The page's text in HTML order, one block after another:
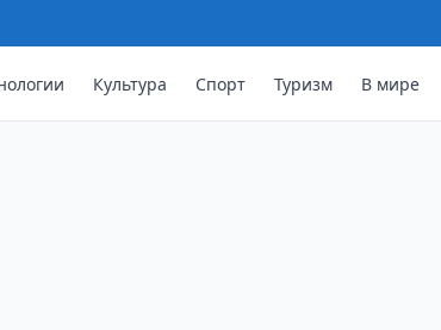
Культура Спорт Туризм В мире